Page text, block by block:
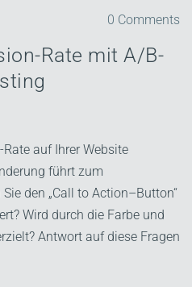
0 Comments
Rate mit A/B-
auf Ihrer Website
führt zum
den „Call to Action–Button“
Wird durch die Farbe und
Antwort auf diese Fragen